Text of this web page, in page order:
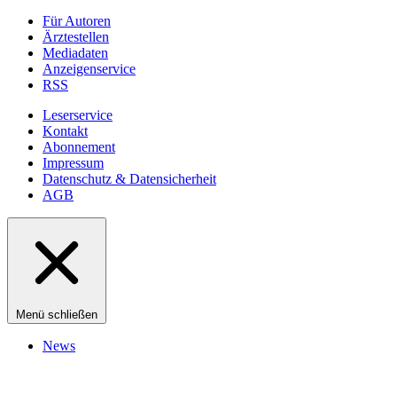
Für Autoren
Ärztestellen
Mediadaten
Anzeigenservice
RSS
Leserservice
Kontakt
Abonnement
Impressum
Datenschutz & Datensicherheit
AGB
Menü schließen
News